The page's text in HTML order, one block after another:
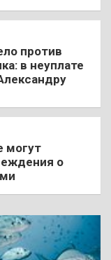
против
в неуплате
могут
о